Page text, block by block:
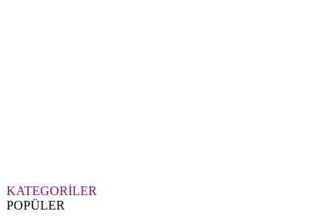
KATEGORİLER
POPÜLER